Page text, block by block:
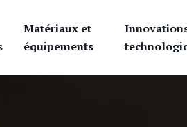
Matériaux et
équipements